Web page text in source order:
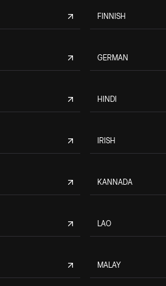
FINNISH
GERMAN
HINDI
IRISH
KANNADA
LAO
MALAY